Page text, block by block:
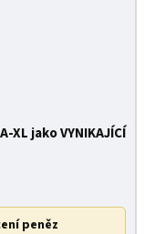
XL jako VYNIKAJÍCÍ
peněz